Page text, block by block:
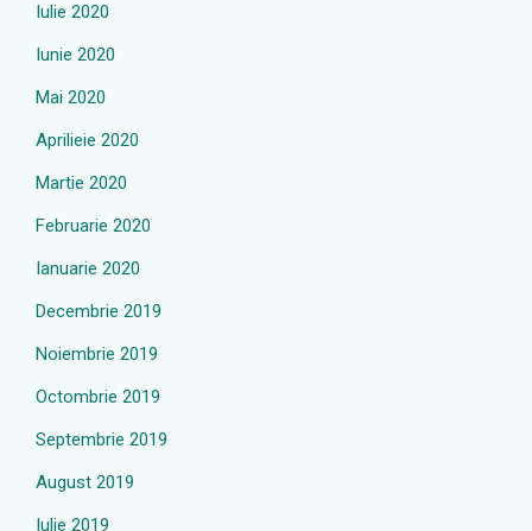
Iulie 2020
Iunie 2020
Mai 2020
Aprilieie 2020
Martie 2020
Februarie 2020
Ianuarie 2020
Decembrie 2019
Noiembrie 2019
Octombrie 2019
Septembrie 2019
August 2019
Iulie 2019